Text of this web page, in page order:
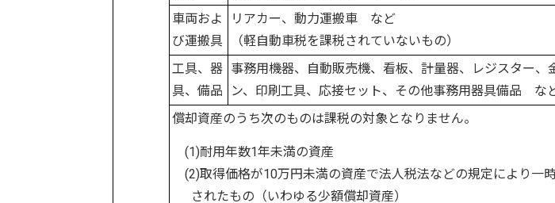
車両およ
び運搬具
リアカー、動力運搬車 など
（軽自動車税を課税されていないもの）
工具、器
具、備品
事務用機器、自動販売機、看板、計量器、レジスター、
ン、印刷工具、応接セット、その他事務用器具備品 な
償却資産のうち次のものは課税の対象となりません。
(1)耐用年数1年未満の資産
(2)取得価格が10万円未満の資産で法人税法などの規定により一
されたもの（いわゆる少額償却資産）